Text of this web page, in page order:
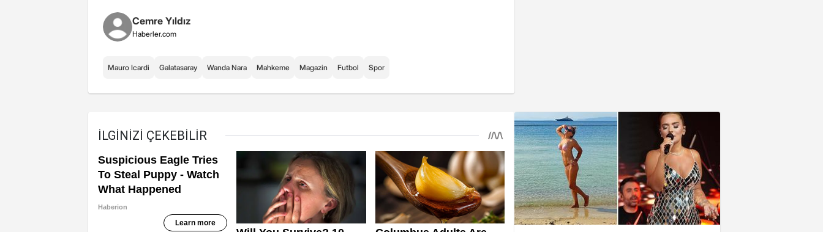
Cemre Yıldız
Haberler.com
Mauro Icardi Galatasaray Wanda Nara Mahkeme Magazin Futbol Spor